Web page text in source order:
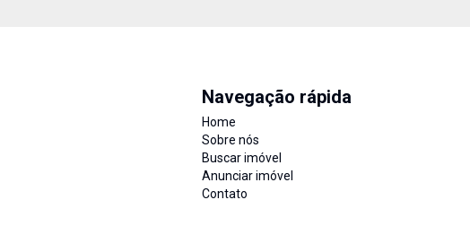
Navegação rápida
Home
Sobre nós
Buscar imóvel
Anunciar imóvel
Contato